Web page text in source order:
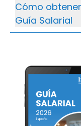
Cómo
Guía Salarial